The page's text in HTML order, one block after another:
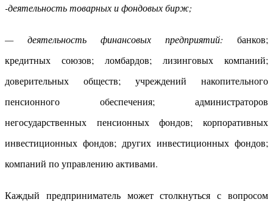
-деятельность товарных и фондовых бирж;
— деятельность финансовых предприятий: банков;
кредитных союзов; ломбардов; лизинговых компаний;
доверительных обществ; учреждений накопительного
пенсионного обеспечения; администраторов
негосударственных пенсионных фондов; корпоративных
инвестиционных фондов; других инвестиционных фондов;
компаний по управлению активами.
Каждый предприниматель может столкнуться с вопросом